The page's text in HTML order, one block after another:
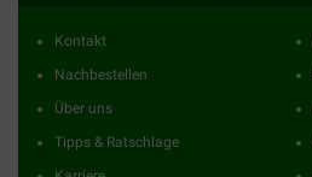
Kontakt
Nachbestellen
Über uns
Tipps & Ratschlage